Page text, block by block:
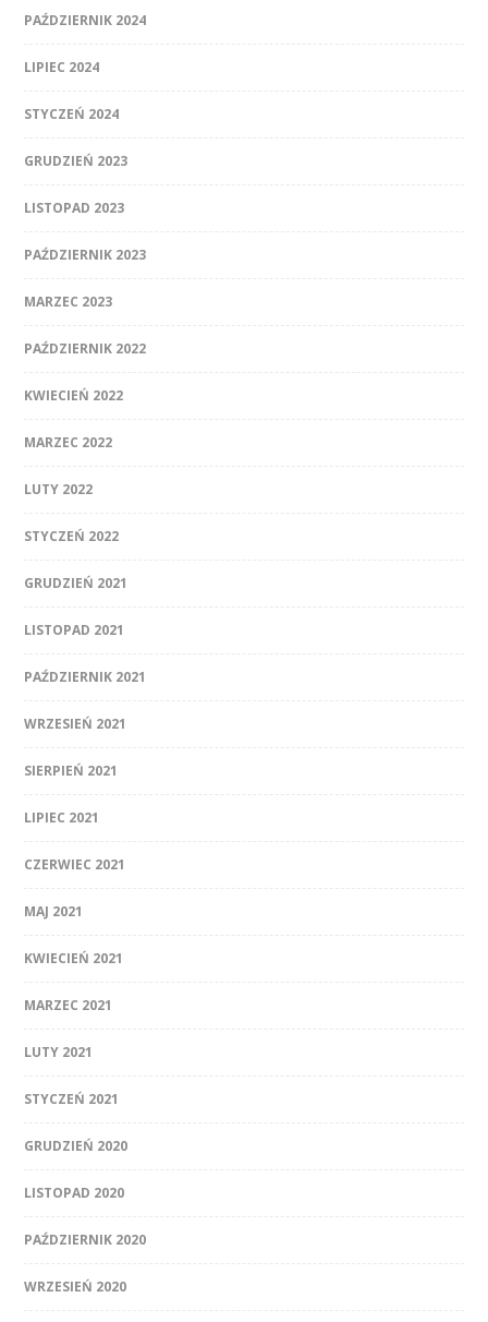
PAŹDZIERNIK 2024
LIPIEC 2024
STYCZEŃ 2024
GRUDZIEŃ 2023
LISTOPAD 2023
PAŹDZIERNIK 2023
MARZEC 2023
PAŹDZIERNIK 2022
KWIECIEŃ 2022
MARZEC 2022
LUTY 2022
STYCZEŃ 2022
GRUDZIEŃ 2021
LISTOPAD 2021
PAŹDZIERNIK 2021
WRZESIEŃ 2021
SIERPIEŃ 2021
LIPIEC 2021
CZERWIEC 2021
MAJ 2021
KWIECIEŃ 2021
MARZEC 2021
LUTY 2021
STYCZEŃ 2021
GRUDZIEŃ 2020
LISTOPAD 2020
PAŹDZIERNIK 2020
WRZESIEŃ 2020